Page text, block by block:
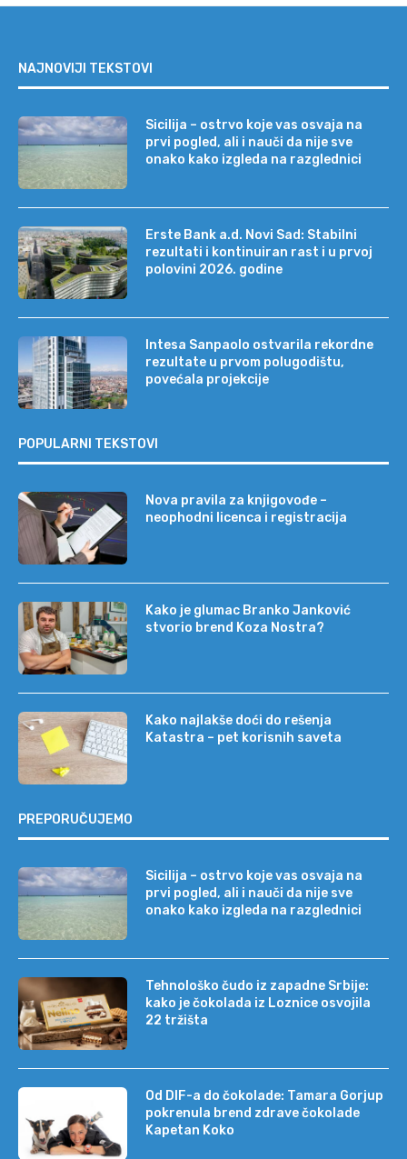
NAJNOVIJI TEKSTOVI
Sicilija – ostrvo koje vas osvaja na
prvi pogled, ali i nauči da nije sve
onako kako izgleda na razglednici
Erste Bank a.d. Novi Sad: Stabilni
rezultati i kontinuiran rast i u prvoj
polovini 2026. godine
Intesa Sanpaolo ostvarila rekordne
rezultate u prvom polugodištu,
povećala projekcije
POPULARNI TEKSTOVI
Nova pravila za knjigovođe –
neophodni licenca i registracija
Kako je glumac Branko Janković
stvorio brend Koza Nostra?
Kako najlakše doći do rešenja
Katastra – pet korisnih saveta
PREPORUČUJEMO
Sicilija – ostrvo koje vas osvaja na
prvi pogled, ali i nauči da nije sve
onako kako izgleda na razglednici
Tehnološko čudo iz zapadne Srbije:
kako je čokolada iz Loznice osvojila
22 tržišta
Od DIF-a do čokolade: Tamara Gorjup
pokrenula brend zdrave čokolade
Kapetan Koko